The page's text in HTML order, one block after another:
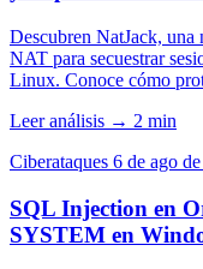
Descubren NatJack, una
NAT para secuestrar
Linux. Conoce cómo
Leer análisis → 2 min
Ciberataques 6 de ago
SQL Injection en
SYSTEM en